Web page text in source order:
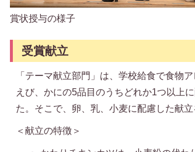
賞状授与の様子
受賞献立
「テーマ献立部門」は、学校給食で食物
えび、かにの5品目のうちどれか1つ以上
た。そこで、卵、乳、小麦に配慮した献立
＜献立の特徴＞